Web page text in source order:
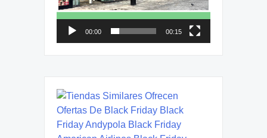
00:00 00:15